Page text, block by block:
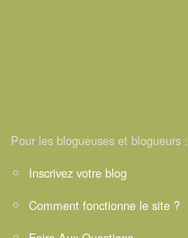
Pour les blogueuses et blogueurs :
Inscrivez votre blog
Comment fonctionne le site ?